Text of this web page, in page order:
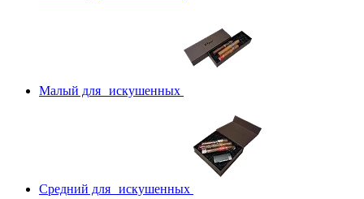
Малый для искушенных
Средний для искушенных